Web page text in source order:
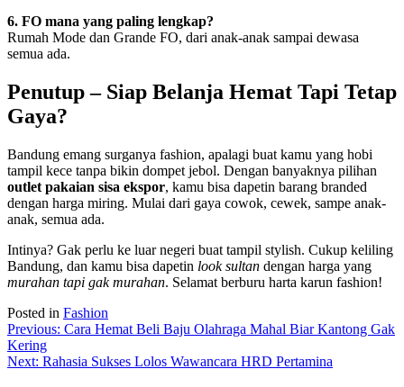
6. FO mana yang paling lengkap?
Rumah Mode dan Grande FO, dari anak-anak sampai dewasa
semua ada.
Penutup – Siap Belanja Hemat Tapi Tetap
Gaya?
Bandung emang surganya fashion, apalagi buat kamu yang hobi
tampil kece tanpa bikin dompet jebol. Dengan banyaknya pilihan
outlet pakaian sisa ekspor, kamu bisa dapetin barang branded
dengan harga miring. Mulai dari gaya cowok, cewek, sampe anak-
anak, semua ada.
Intinya? Gak perlu ke luar negeri buat tampil stylish. Cukup keliling
Bandung, dan kamu bisa dapetin look sultan dengan harga yang
murahan tapi gak murahan. Selamat berburu harta karun fashion!
Posted in Fashion
Navigasi
pos
Previous: Cara Hemat Beli Baju Olahraga Mahal Biar Kantong Gak
Kering
Next: Rahasia Sukses Lolos Wawancara HRD Pertamina